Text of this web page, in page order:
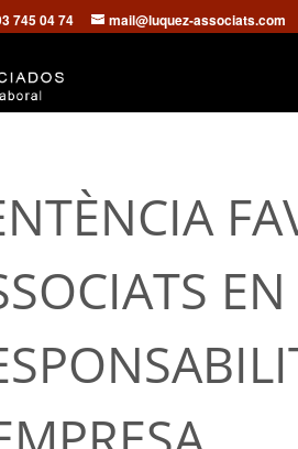
745 04 74 mail@luquez-associats.com